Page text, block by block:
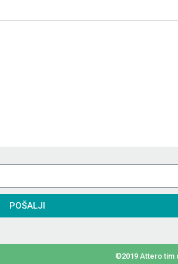
POŠALJI
©2019 Attero tim